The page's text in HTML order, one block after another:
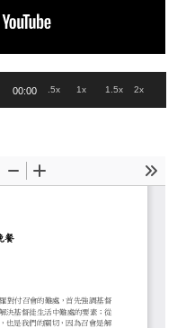
00:00 .5x 1x 1.5x 2x